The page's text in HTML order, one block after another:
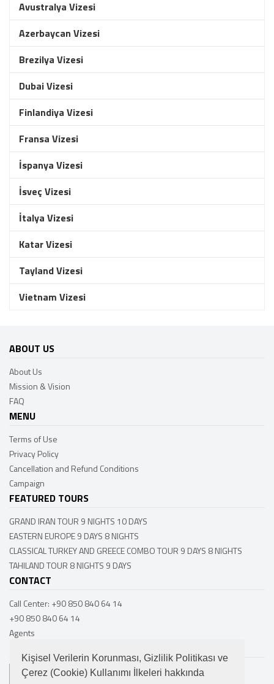
Kişisel Verilerin Korunması, Gizlilik Politikası ve
Çerez (Cookie) Kullanımı İlkeleri hakkında
Avustralya Vizesi
Azerbaycan Vizesi
Brezilya Vizesi
Dubai Vizesi
Finlandiya Vizesi
Fransa Vizesi
İspanya Vizesi
İsveç Vizesi
İtalya Vizesi
Katar Vizesi
Tayland Vizesi
Vietnam Vizesi
ABOUT US
About Us
Mission & Vision
FAQ
MENU
Terms of Use
Privacy Policy
Cancellation and Refund Conditions
Campaign
FEATURED TOURS
GRAND IRAN TOUR 9 NIGHTS 10 DAYS
EASTERN EUROPE 9 DAYS 8 NIGHTS
CLASSICAL TURKEY AND GREECE COMBO TOUR 9 DAYS 8 NIGHTS
TAHILAND TOUR 8 NIGHTS 9 DAYS
CONTACT
Call Center: +90 850 840 64 14
+90 850 840 64 14
Agents